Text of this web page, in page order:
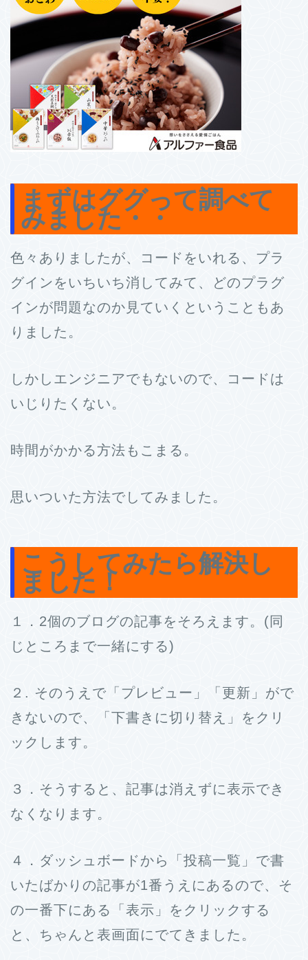
まずはググって調べて
みました・・
色々ありましたが、コードをいれる、プラ
グインをいちいち消してみて、どのプラグ
インが問題なのか見ていくということもあ
りました。
しかしエンジニアでもないので、コードは
いじりたくない。
時間がかかる方法もこまる。
思いついた方法でしてみました。
こうしてみたら解決し
ました！
１．2個のブログの記事をそろえます。(同
じところまで一緒にする)
２. そのうえで「プレビュー」「更新」がで
きないので、「下書きに切り替え」をクリ
ックします。
３．そうすると、記事は消えずに表示でき
なくなります。
４．ダッシュボードから「投稿一覧」で書
いたばかりの記事が1番うえにあるので、そ
の一番下にある「表示」をクリックする
と、ちゃんと表画面にでてきました。